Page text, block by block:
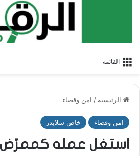
القائمة
الرئيسية / امن وقضاء
امن وقضاء خاص سلايدر
استغل عمله